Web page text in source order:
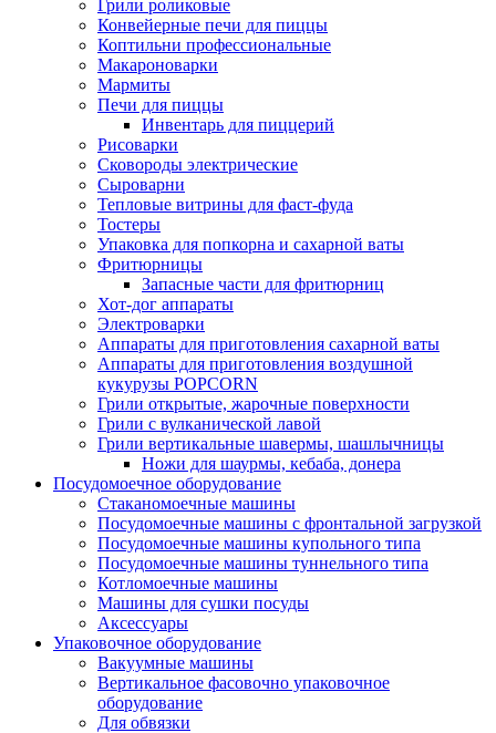
Грили роликовые
Конвейерные печи для пиццы
Коптильни профессиональные
Макароноварки
Мармиты
Печи для пиццы
Инвентарь для пиццерий
Рисоварки
Сковороды электрические
Сыроварни
Тепловые витрины для фаст-фуда
Тостеры
Упаковка для попкорна и сахарной ваты
Фритюрницы
Запасные части для фритюрниц
Хот-дог аппараты
Электроварки
Аппараты для приготовления сахарной ваты
Аппараты для приготовления воздушной
кукурузы POPCORN
Грили открытые, жарочные поверхности
Грили с вулканической лавой
Грили вертикальные шавермы, шашлычницы
Ножи для шаурмы, кебаба, донера
Посудомоечное оборудование
Стаканомоечные машины
Посудомоечные машины с фронтальной загрузкой
Посудомоечные машины купольного типа
Посудомоечные машины туннельного типа
Котломоечные машины
Машины для сушки посуды
Аксессуары
Упаковочное оборудование
Вакуумные машины
Вертикальное фасовочно упаковочное
оборудование
Для обвязки